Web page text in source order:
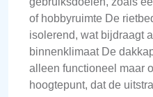
of hobbyruimte De
isolerend, wat bijdraagt
binnenklimaat De
alleen functioneel maar
hoogtepunt, dat de